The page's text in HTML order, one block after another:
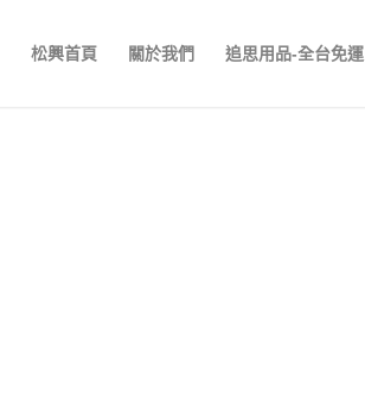
松興首頁 關於我們 追思用品-全台免運